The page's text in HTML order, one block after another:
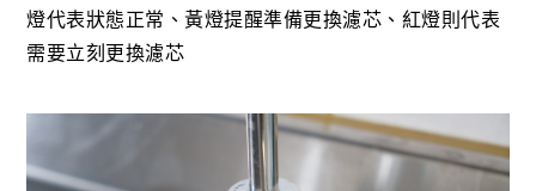
燈代表狀態正常、黃燈提醒準備更換濾芯、紅燈則代表
需要立刻更換濾芯